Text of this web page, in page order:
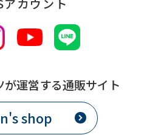
アカウント
運営する通販サイト
shop